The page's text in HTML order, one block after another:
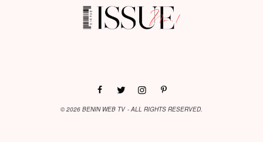
© 2026 BENIN WEB TV - ALL RIGHTS RESERVED.